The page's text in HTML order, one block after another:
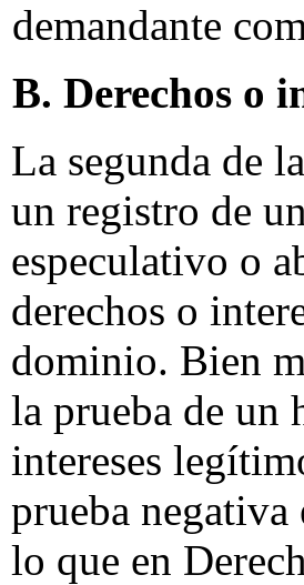
demandante
B. Derechos o
La segunda de
un registro de
especulativo o
derechos o
dominio. Bien
la prueba de un
intereses
prueba negativa
lo que en